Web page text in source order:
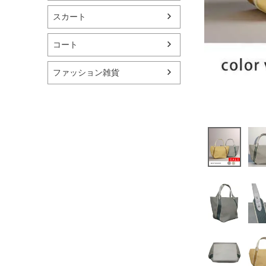
スカート
コート
ファッション雑貨